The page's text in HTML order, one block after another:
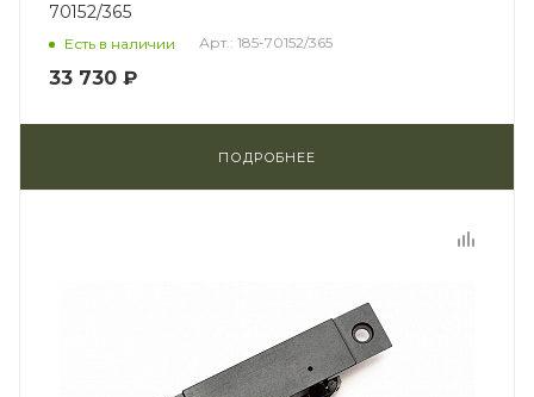
70152/365
Есть в наличии Арт.: 185-70152/365
33 730 ₽
ПОДРОБНЕЕ